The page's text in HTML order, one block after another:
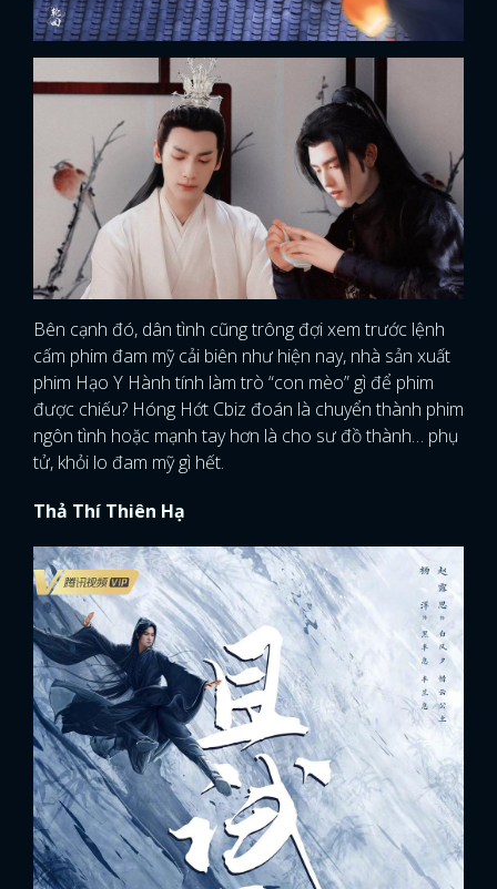
Bên cạnh đó, dân tình cũng trông đợi xem trước lệnh
cấm phim đam mỹ cải biên như hiện nay, nhà sản xuất
phim Hạo Y Hành tính làm trò “con mèo” gì để phim
được chiếu? Hóng Hớt Cbiz đoán là chuyển thành phim
ngôn tình hoặc mạnh tay hơn là cho sư đồ thành… phụ
tử, khỏi lo đam mỹ gì hết.
Thả Thí Thiên Hạ